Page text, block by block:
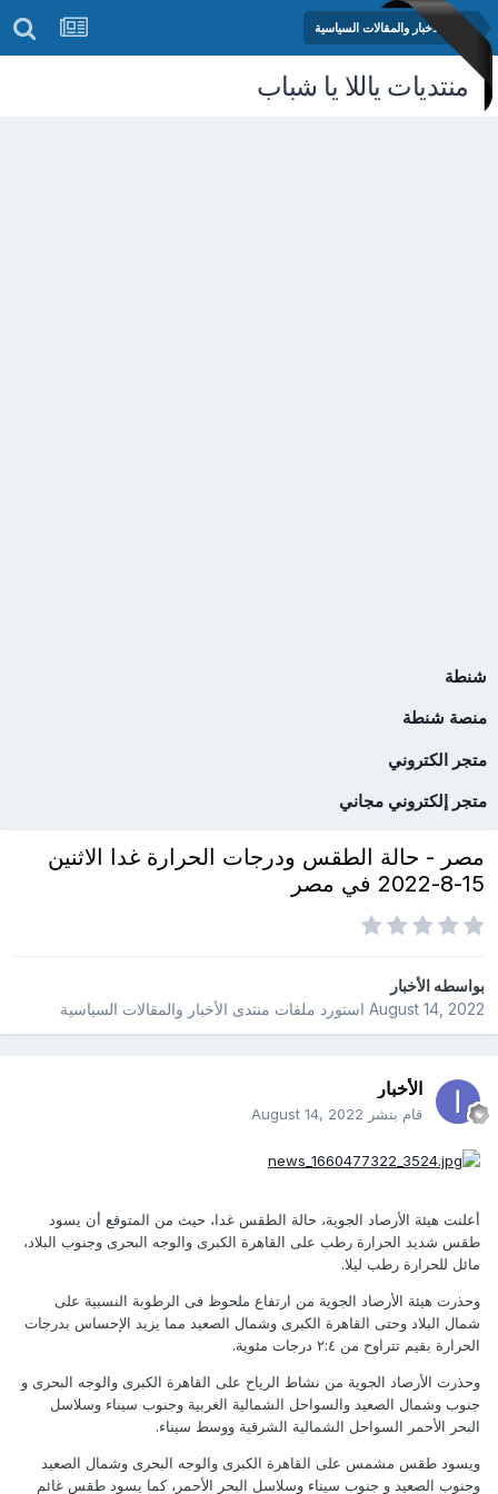
منتدى الأخبار والمقالات السياسية
منتديات ياللا يا شباب
شنطة
منصة شنطة
متجر الكتروني
متجر إلكتروني مجاني
مصر - حالة الطقس ودرجات الحرارة غدا الاثنين
15-8-2022 في مصر
بواسطهالأخبار
August 14, 2022استورد ملفات منتدى الأخبار والمقالات السياسية
الأخبار
قام بنشر August 14, 2022
أعلنت هيئة الأرصاد الجوية، حالة الطقس غدا، حيث من المتوقع أن يسود
طقس شديد الحرارة رطب على القاهرة الكبرى والوجه البحرى وجنوب البلاد،
مائل للحرارة رطب ليلا.
وحذرت هيئة الأرصاد الجوية من ارتفاع ملحوظ فى الرطوبة النسبية على
شمال البلاد وحتى القاهرة الكبرى وشمال الصعيد مما يزيد الإحساس بدرجات
الحرارة بقيم تتراوح من ٢:٤ درجات مئوية.
وحذرت الأرصاد الجوية من نشاط الرياح على القاهرة الكبرى والوجه البحرى و
جنوب وشمال الصعيد والسواحل الشمالية الغربية وجنوب سيناء وسلاسل
البحر الأحمر السواحل الشمالية الشرقية ووسط سيناء.
ويسود طقس مشمس على القاهرة الكبرى والوجه البحرى وشمال الصعيد
وجنوب الصعيد و جنوب سيناء وسلاسل البحر الأحمر، كما يسود طقس غائم